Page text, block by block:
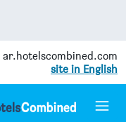
ar.hotelscombined.com
site in English